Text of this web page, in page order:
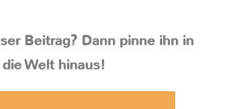
Beitrag? Dann pinne ihn in
die Welt hinaus!